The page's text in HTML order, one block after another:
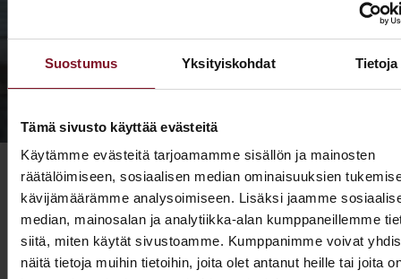
Suostumus Yksityiskohdat Tietoja
Tämä sivusto käyttää evästeitä
Käytämme evästeitä tarjoamamme sisällön ja mainosten
räätälöimiseen, sosiaalisen median ominaisuuksien
kävijämäärämme analysoimiseen. Lisäksi jaamme
median, mainosalan ja analytiikka-alan kumppaneillemme
siitä, miten käytät sivustoamme. Kumppanimme voivat
näitä tietoja muihin tietoihin, joita olet antanut heille tai joita
Prima on kodin remonttien